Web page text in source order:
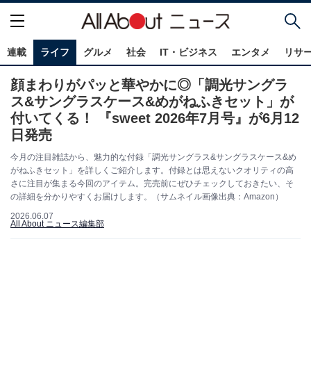
連載 ライフ グルメ 社会 IT・ビジネス エンタメ リサ
顔まわりがパッと華やかに◎「調光サングラ
ス&サングラスケース&めがねふきセット」が
付いてくる！ 『sweet 2026年7月号』が6月12
日発売
今月の注目雑誌から、魅力的な付録「調光サングラス&サングラスケース&め
がねふきセット」を詳しくご紹介します。付録とは思えないクオリティの高
さに注目が集まる今回のアイテム。完売前にぜひチェックしておきたい、そ
の詳細を分かりやすくお届けします。（サムネイル画像出典：Amazon）
2026.06.07
All About ニュース編集部